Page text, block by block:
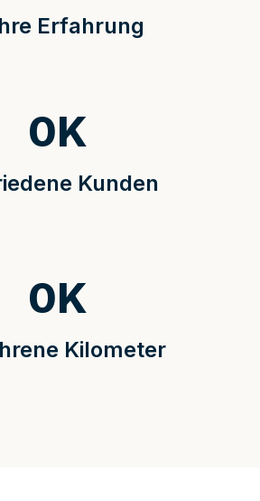
Erfahrung
Kunden
0K
Kilometer
0K